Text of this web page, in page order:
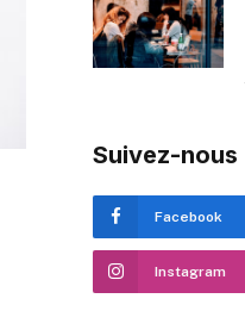
Suivez-nous
Facebook
Instagram